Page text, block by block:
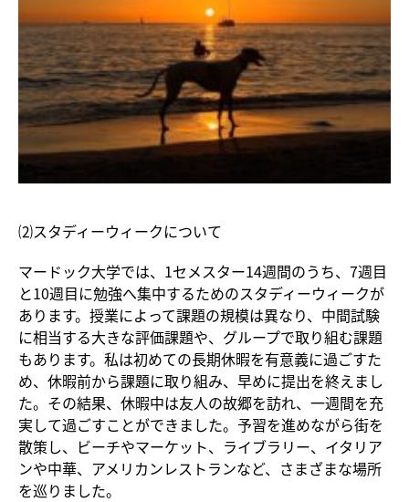
⑵スタディーウィークについて
マードック大学では、1セメスター14週間のうち、7週目
と10週目に勉強へ集中するためのスタディーウィークが
あります。授業によって課題の規模は異なり、中間試験
に相当する大きな評価課題や、グループで取り組む課題
もあります。私は初めての長期休暇を有意義に過ごすた
め、休暇前から課題に取り組み、早めに提出を終えまし
た。その結果、休暇中は友人の故郷を訪れ、一週間を充
実して過ごすことができました。予習を進めながら街を
散策し、ビーチやマーケット、ライブラリー、イタリア
ンや中華、アメリカンレストランなど、さまざまな場所
を巡りました。